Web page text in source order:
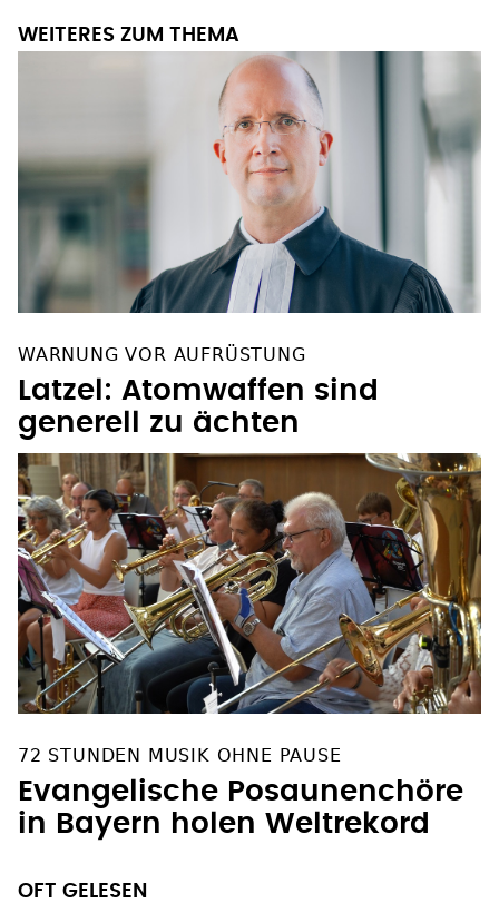
WEITERES ZUM THEMA
WARNUNG VOR AUFRÜSTUNG
Latzel: Atomwaffen sind
generell zu ächten
72 STUNDEN MUSIK OHNE PAUSE
Evangelische Posaunenchöre
in Bayern holen Weltrekord
OFT GELESEN